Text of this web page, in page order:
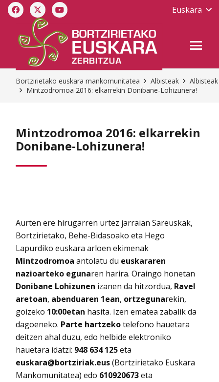
Euskara
Bortzirietako euskara mankomunitatea Albisteak
Albisteak
Mintzodromoa 2016: elkarrekin Donibane-Lohizunera!
Mintzodromoa 2016: elkarrekin
Donibane-Lohizunera!
Aurten ere hirugarren urtez jarraian Sareuskak,
Bortzirietako, Behe-Bidasoako eta Hego
Lapurdiko euskara arloen ekimenak
Mintzodromoa antolatu du euskararen
nazioarteko egunaren harira. Oraingo honetan
Donibane Lohizunen izanen da hitzordua, Ravel
aretoan, abenduaren 1ean, ortzegunarekin,
goizeko 10:00etan hasita. Izen ematea zabalik da
dagoeneko. Parte hartzekotelefono hauetara
deitzen ahal duzu, edo helbide elektroniko
hauetara idatzi: 948 634 125eta
euskara@bortziriak.eus(Bortzirietako Euskara
Mankomunitatea) edo 610920673eta